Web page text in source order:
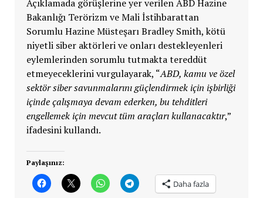
Açıklamada görüşlerine yer verilen ABD Hazine
Bakanlığı Terörizm ve Mali İstihbarattan
Sorumlu Hazine Müsteşarı Bradley Smith, kötü
niyetli siber aktörleri ve onları destekleyenleri
eylemlerinden sorumlu tutmakta tereddüt
etmeyeceklerini vurgulayarak, “ABD, kamu ve özel
sektör siber savunmalarını güçlendirmek için işbirliği
içinde çalışmaya devam ederken, bu tehditleri
engellemek için mevcut tüm araçları kullanacaktır,”
ifadesini kullandı.
Paylaşınız:
Daha fazla